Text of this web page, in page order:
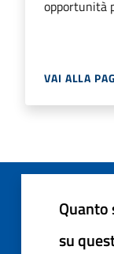
opportunità
VAI ALLA
su